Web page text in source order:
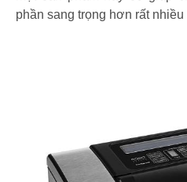
phần sang trọng hơn rất nhiều